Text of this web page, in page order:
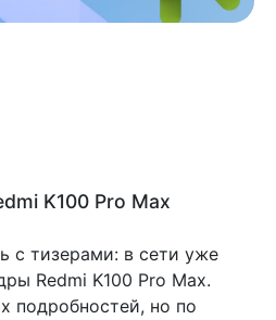
K100 Pro Max
с тизерами: в сети уже
Redmi K100 Pro Max.
подробностей, но по